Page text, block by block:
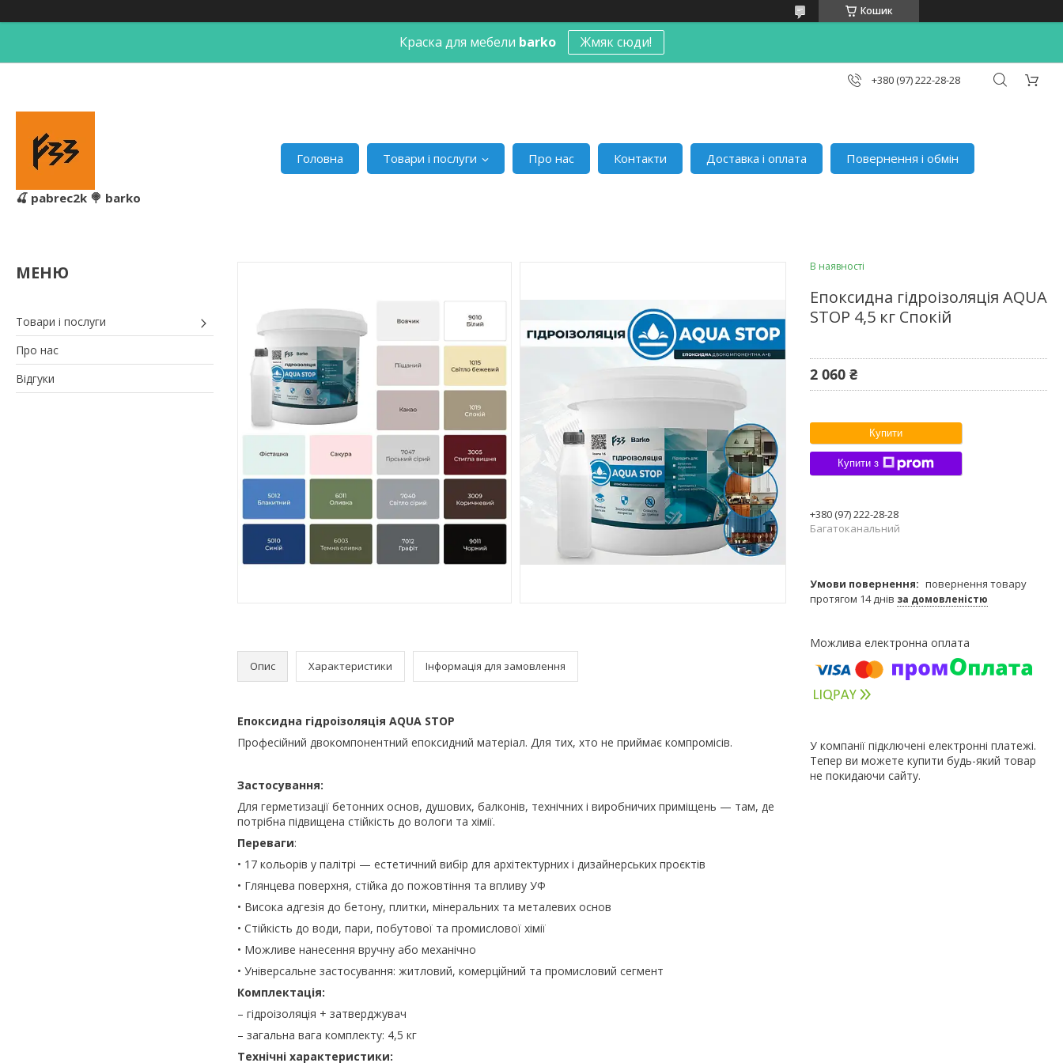
Кошик
Краска для мебели barko Жмяк сюди!
+380 (97) 222-28-28
🍒 pabrec2k 🍭 barko
Головна Товари і послуги Про нас Контакти Доставка і оплата Повернення і обмін
Товари і послуги
Про нас
Відгуки
Опис Характеристики Інформація для замовлення
Епоксидна гідроізоляція AQUA STOP
Професійний двокомпонентний епоксидний матеріал. Для тих, хто не приймає компромісів.
Застосування:
Для герметизації бетонних основ, душових, балконів, технічних і виробничих приміщень — там, де
потрібна підвищена стійкість до вологи та хімії.
Переваги:
• 17 кольорів у палітрі — естетичний вибір для архітектурних і дизайнерських проєктів
• Глянцева поверхня, стійка до пожовтіння та впливу УФ
• Висока адгезія до бетону, плитки, мінеральних та металевих основ
• Стійкість до води, пари, побутової та промислової хімії
• Можливе нанесення вручну або механічно
• Універсальне застосування: житловий, комерційний та промисловий сегмент
Комплектація:
– гідроізоляція + затверджувач
– загальна вага комплекту: 4,5 кг
Технічні характеристики:
В наявності
Епоксидна гідроізоляція AQUA
STOP 4,5 кг Спокій
2 060 ₴
Купити
Купити з
+380 (97) 222-28-28
Багатоканальний
повернення товару
протягом 14 днів за домовленістю
У компанії підключені електронні платежі.
Тепер ви можете купити будь-який товар
не покидаючи сайту.